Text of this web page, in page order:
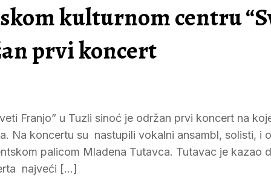
kulturnom centru
prvi koncert
Franjo” u Tuzli sinoć je održan prvi koncert na
Na koncertu su nastupili vokalni ansambl, solisti, i
palicom Mladena Tutavca. Tutavac je kazao
najveći […]